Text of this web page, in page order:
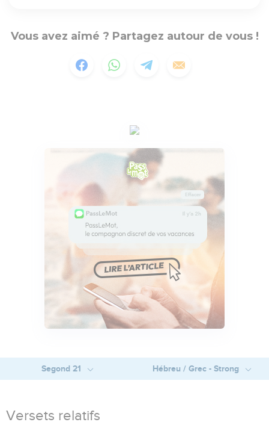
Vous avez aimé ? Partagez autour de vous !
Segond 21 Hébreu / Grec - Strong
Versets relatifs